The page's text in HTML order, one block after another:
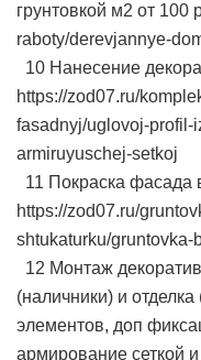
грунтовкой м2 от 100
raboty/derevjannye-
10 Нанесение
https://zod07.ru/
fasadnyj/uglovoj-profil-
armiruyuschej-setkoj
11 Покраска фасада
https://zod07.ru/
shtukaturku/gruntovka-
12 Монтаж
(наличники) и
элементов, доп
армирование сеткой